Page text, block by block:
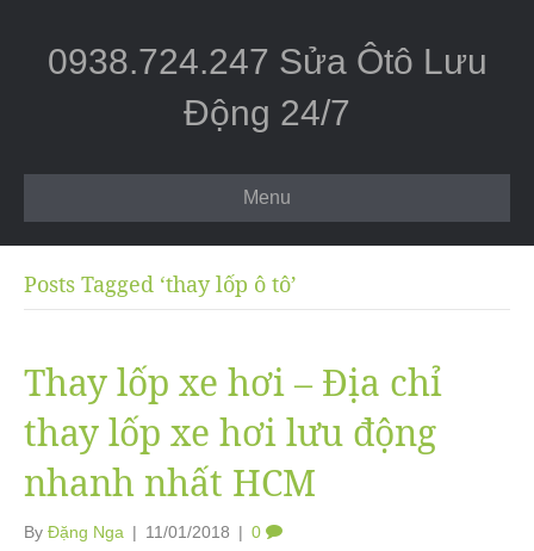
0938.724.247 Sửa Ôtô Lưu
Động 24/7
Menu
Posts Tagged ‘thay lốp ô tô’
Thay lốp xe hơi – Địa chỉ
thay lốp xe hơi lưu động
nhanh nhất HCM
By Đặng Nga | 11/01/2018 | 0